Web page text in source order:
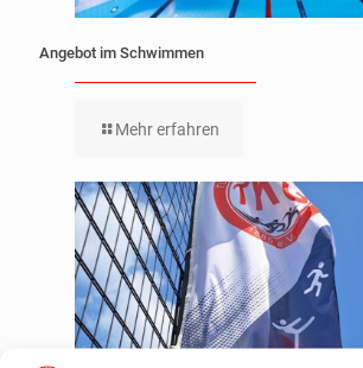
Angebot im Schwimmen
Mehr erfahren